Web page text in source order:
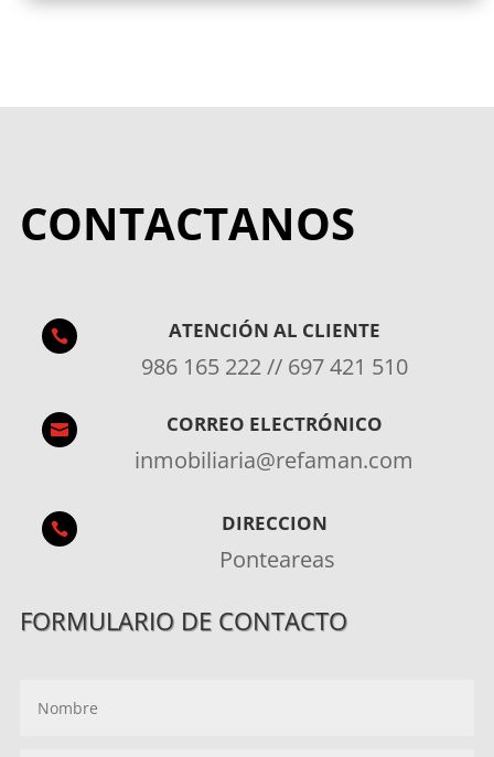
CONTACTANOS
 ATENCIÓN AL CLIENTE
986 165 222 // 697 421 510
 CORREO ELECTRÓNICO
inmobiliaria@refaman.com
 DIRECCION
Ponteareas
FORMULARIO DE CONTACTO